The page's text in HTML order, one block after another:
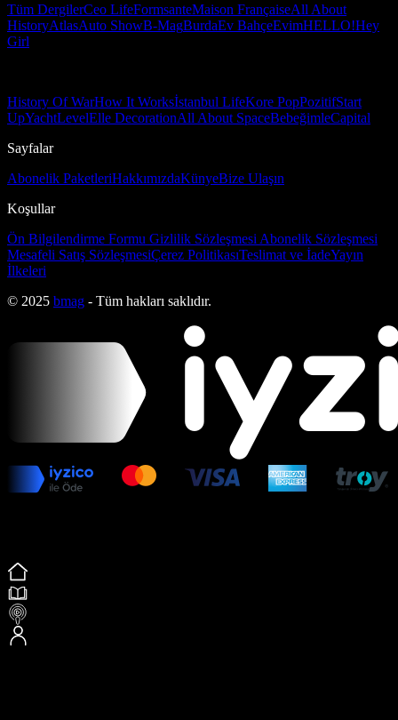
Tüm DergilerCeo LifeFormsanteMaison FrançaiseAll About
HistoryAtlasAuto ShowB-MagBurdaEv BahçeEvimHELLO!Hey
Girl
History Of WarHow It Worksİstanbul LifeKore PopPozitifStart
UpYachtLevelElle DecorationAll About SpaceBebeğimleCapital
Sayfalar
Abonelik PaketleriHakkımızdaKünyeBize Ulaşın
Koşullar
Ön Bilgilendirme Formu Gizlilik Sözleşmesi Abonelik Sözleşmesi
Mesafeli Satış SözleşmesiÇerez PolitikasıTeslimat ve İadeYayın
İlkeleri
© 2025 bmag - Tüm hakları saklıdır.